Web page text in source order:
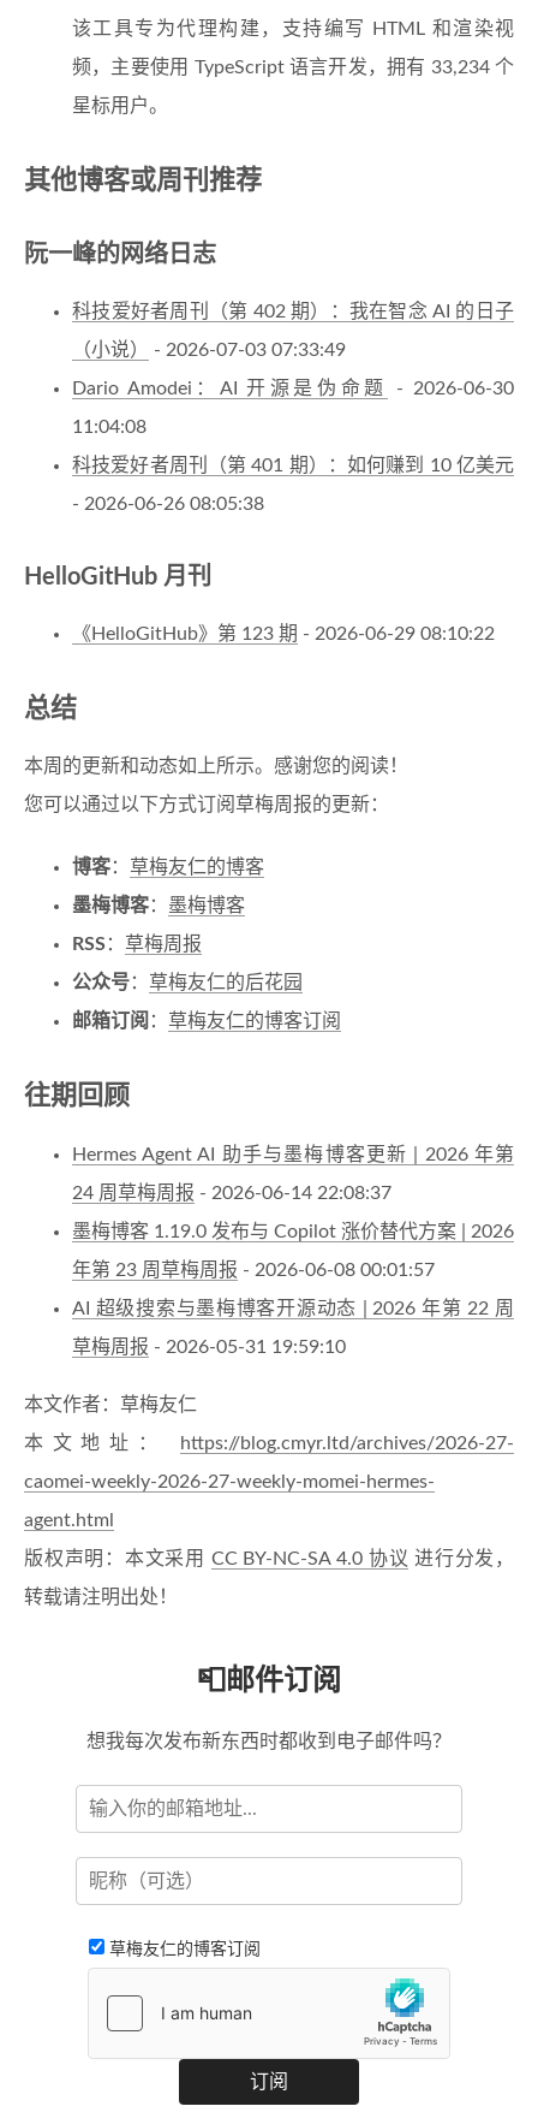
该工具专为代理构建，支持编写 HTML 和渲染视
频，主要使用 TypeScript 语言开发，拥有 33,234 个
星标用户。
其他博客或周刊推荐
阮一峰的网络日志
科技爱好者周刊（第 402 期）：我在智念 AI 的日子
（小说）
- 2026-07-03 07:33:49
Dario Amodei：AI 开源是伪命题
- 2026-06-30
11:04:08
科技爱好者周刊（第 401 期）：如何赚到 10 亿美元
- 2026-06-26 08:05:38
HelloGitHub 月刊
《HelloGitHub》第 123 期 - 2026-06-29 08:10:22
总结
本周的更新和动态如上所示。感谢您的阅读！
您可以通过以下方式订阅草梅周报的更新：
博客： 草梅友仁的博客
墨梅博客： 墨梅博客
RSS： 草梅周报
公众号： 草梅友仁的后花园
邮箱订阅 ： 草梅友仁的博客订阅
往期回顾
Hermes Agent AI 助手与墨梅博客更新 | 2026 年第
24 周草梅周报 - 2026-06-14 22:08:37
墨梅博客 1.19.0 发布与 Copilot 涨价替代方案 | 2026
年第 23 周草梅周报 - 2026-06-08 00:01:57
AI 超级搜索与墨梅博客开源动态 | 2026 年第 22 周
草梅周报 - 2026-05-31 19:59:10
本文作者：草梅友仁
本文地址：
https://blog.cmyr.ltd/archives/2026-27-
caomei-weekly-2026-27-weekly-momei-hermes-
agent.html
版权声明：本文采用 CC BY-NC-SA 4.0 协议 进行分发，
转载请注明出处！
📮邮件订阅
想我每次发布新东西时都收到电子邮件吗？
草梅友仁的博客订阅